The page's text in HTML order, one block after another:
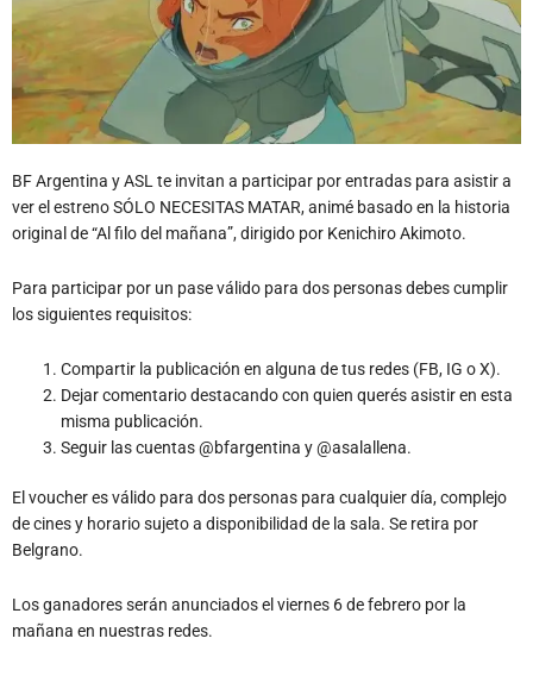
BF Argentina y ASL te invitan a participar por entradas para asistir a
ver el estreno SÓLO NECESITAS MATAR, animé basado en la historia
original de “Al filo del mañana”, dirigido por Kenichiro Akimoto.
Para participar por un pase válido para dos personas debes cumplir
los siguientes requisitos:
Compartir la publicación en alguna de tus redes (FB, IG o X).
Dejar comentario destacando con quien querés asistir en esta
misma publicación.
Seguir las cuentas @bfargentina y @asalallena.
El voucher es válido para dos personas para cualquier día, complejo
de cines y horario sujeto a disponibilidad de la sala. Se retira por
Belgrano.
Los ganadores serán anunciados el viernes 6 de febrero por la
mañana en nuestras redes.